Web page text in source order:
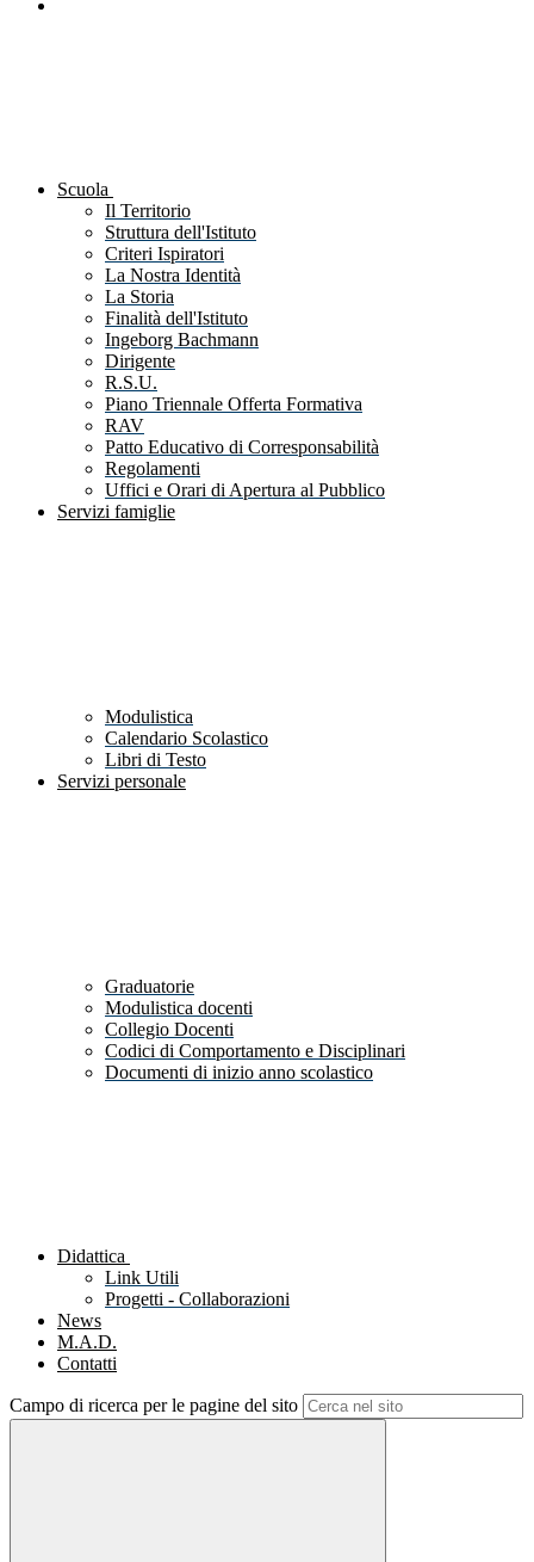
Scuola
Il Territorio
Struttura dell'Istituto
Criteri Ispiratori
La Nostra Identità
La Storia
Finalità dell'Istituto
Ingeborg Bachmann
Dirigente
R.S.U.
Piano Triennale Offerta Formativa
RAV
Patto Educativo di Corresponsabilità
Regolamenti
Uffici e Orari di Apertura al Pubblico
Servizi famiglie
Modulistica
Calendario Scolastico
Libri di Testo
Servizi personale
Graduatorie
Modulistica docenti
Collegio Docenti
Codici di Comportamento e Disciplinari
Documenti di inizio anno scolastico
Didattica
Link Utili
Progetti - Collaborazioni
News
M.A.D.
Contatti
Campo di ricerca per le pagine del sito